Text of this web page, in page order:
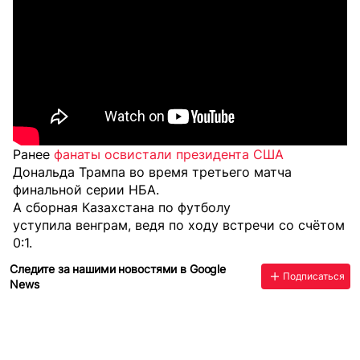
Ранее фанаты освистали президента США
Дональда Трампа во время третьего матча
финальной серии НБА.
А сборная Казахстана по футболу
уступила венграм, ведя по ходу встречи со счётом
0:1.
Следите за нашими новостями в Google
News
Подписаться